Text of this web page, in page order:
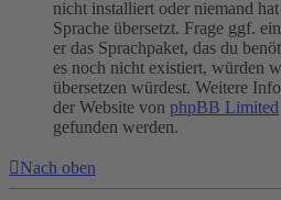
nicht installiert oder niemand
Sprache übersetzt. Frage ggf.
er das Sprachpaket, das du
es noch nicht existiert, würden
übersetzen würdest. Weitere
der Website von phpBB Limited
gefunden werden.
Nach oben